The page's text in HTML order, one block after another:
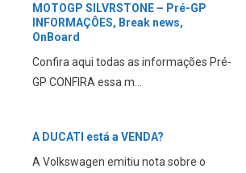
MOTOGP SILVRSTONE – Pré-GP
INFORMAÇÔES, Break news,
OnBoard
Confira aqui todas as informações Pré-
GP CONFIRA essa m...
A DUCATI está a VENDA?
A Volkswagen emitiu nota sobre o